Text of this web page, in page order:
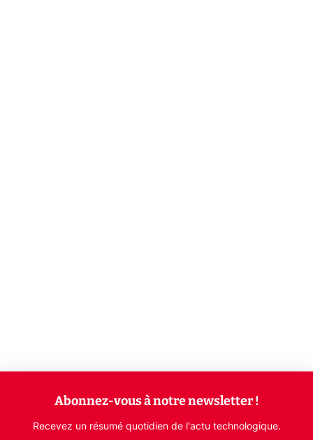
Abonnez-vous à notre newsletter !
Recevez un résumé quotidien de l'actu technologique.